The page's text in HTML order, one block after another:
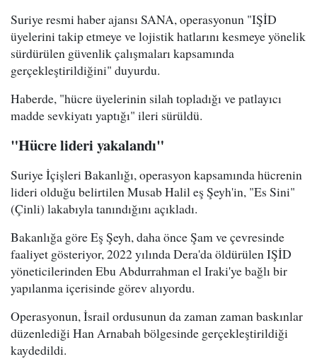
Suriye resmi haber ajansı SANA, operasyonun "IŞİD
üyelerini takip etmeye ve lojistik hatlarını kesmeye yönelik
sürdürülen güvenlik çalışmaları kapsamında
gerçekleştirildiğini" duyurdu.
Haberde, "hücre üyelerinin silah topladığı ve patlayıcı
madde sevkiyatı yaptığı" ileri sürüldü.
"Hücre lideri yakalandı"
Suriye İçişleri Bakanlığı, operasyon kapsamında hücrenin
lideri olduğu belirtilen Musab Halil eş Şeyh'in, "Es Sini"
(Çinli) lakabıyla tanındığını açıkladı.
Bakanlığa göre Eş Şeyh, daha önce Şam ve çevresinde
faaliyet gösteriyor, 2022 yılında Dera'da öldürülen IŞİD
yöneticilerinden Ebu Abdurrahman el Iraki'ye bağlı bir
yapılanma içerisinde görev alıyordu.
Operasyonun, İsrail ordusunun da zaman zaman baskınlar
düzenlediği Han Arnabah bölgesinde gerçekleştirildiği
kaydedildi.